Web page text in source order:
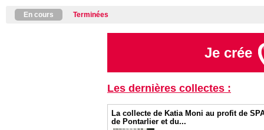
En cours Terminées
Je crée
Les dernières collectes :
La collecte de Katia Moni au profit de
de Pontarlier et du...